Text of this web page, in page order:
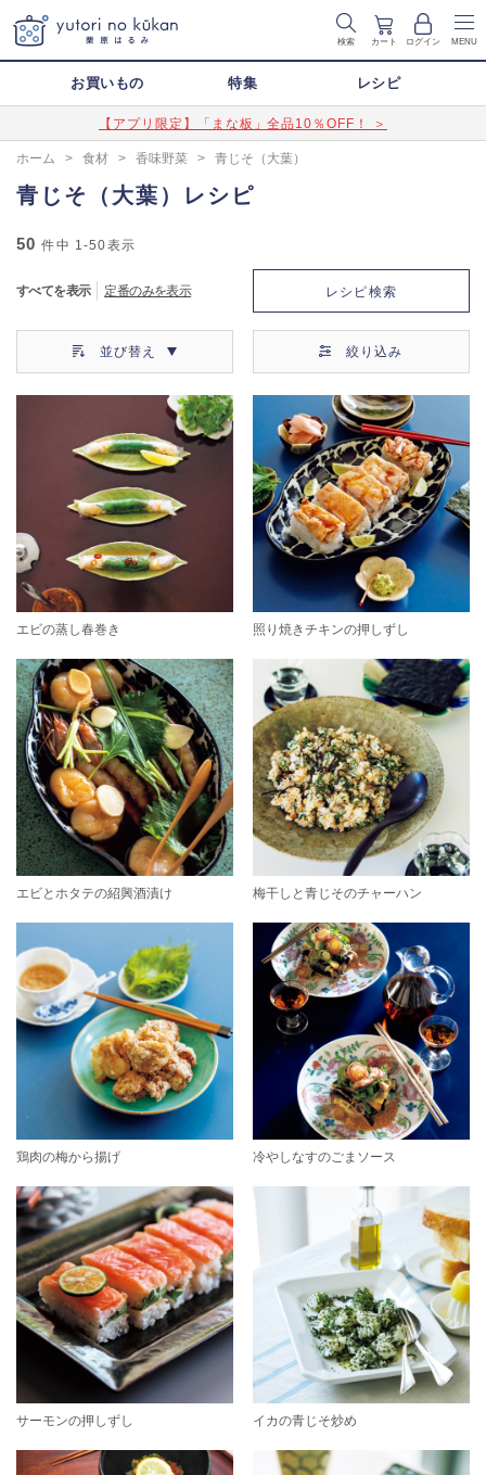
検索 カート ログイン MENU
お買いもの 特集 レシピ
【アプリ限定】「まな板」全品10％OFF！ ＞
ホーム > 食材 > 香味野菜 > 青じそ（大葉）
青じそ（大葉）レシピ
50 件中 1-50表示
すべてを表示 定番のみを表示 レシピ検索
並び替え 絞り込み
エビの蒸し春巻き 照り焼きチキンの押しずし
エビとホタテの紹興酒漬け 梅干しと青じそのチャーハン
鶏肉の梅から揚げ 冷やしなすのごまソース
サーモンの押しずし イカの青じそ炒め